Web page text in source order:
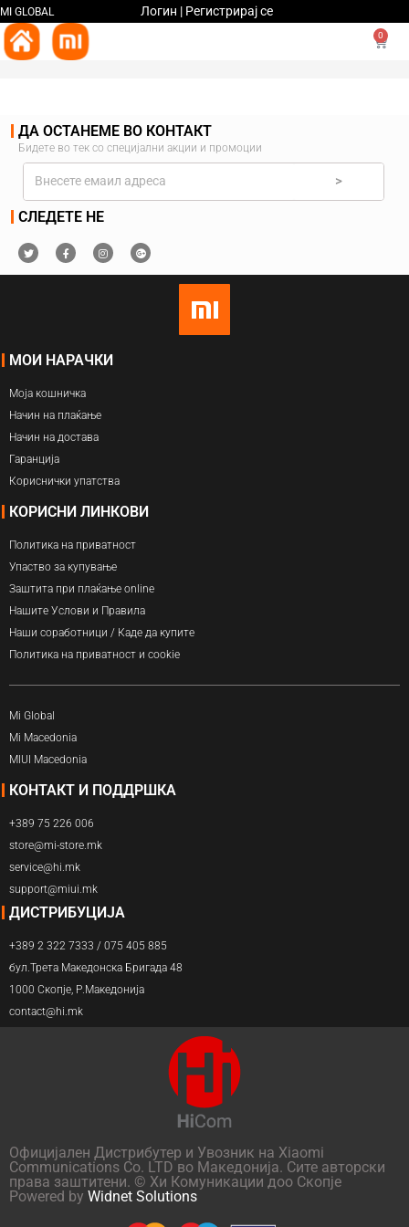
MI GLOBAL Логин | Регистрирај се
0
ДА ОСТАНЕМЕ ВО КОНТАКТ
Бидете во тек со специјални акции и промоции
>
СЛЕДЕТЕ НЕ
МОИ НАРАЧКИ
Моја кошничка
Начин на плаќање
Начин на достава
Гаранција
Кориснички упатства
КОРИСНИ ЛИНКОВИ
Политика на приватност
Упаство за купување
Заштита при плаќање online
Нашите Услови и Правила
Наши соработници / Каде да купите
Политика на приватност и cookie
Mi Global
Mi Macedonia
MIUI Macedonia
КОНТАКТ И ПОДДРШКА
+389 75 226 006
store@mi-store.mk
service@hi.mk
support@miui.mk
ДИСТРИБУЦИЈА
+389 2 322 7333 / 075 405 885
бул.Трета Македонска Бригада 48
1000 Скопје, Р.Македонија
contact@hi.mk
Официјален Дистрибутер и Увозник на Xiaomi
Communications Co. LTD во Македонија. Сите авторски
права заштитени. © Хи Комуникации доо Скопје
Powered by Widnet Solutions